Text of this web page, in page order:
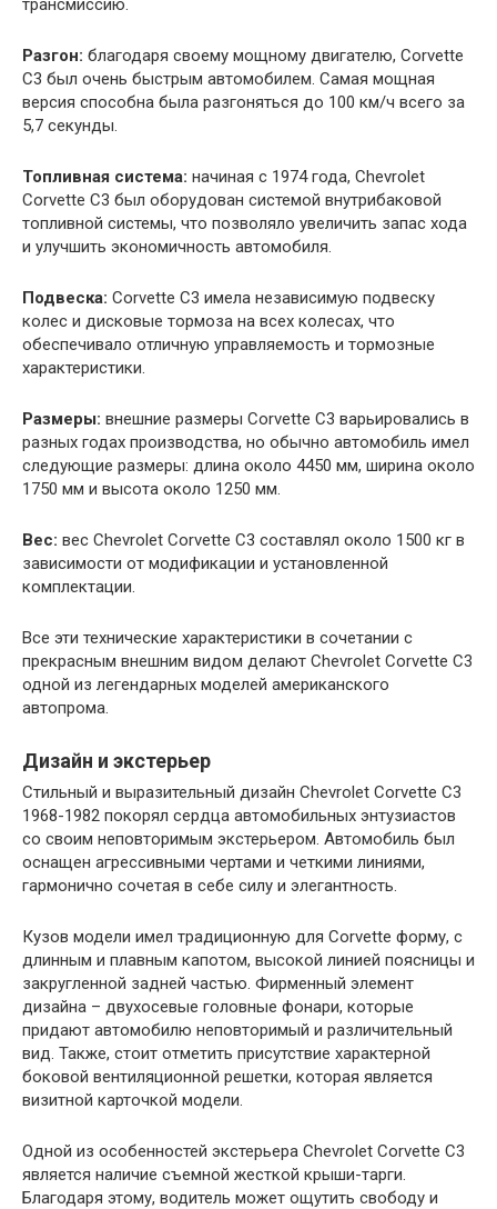
трансмиссию.
Разгон: благодаря своему мощному двигателю, Corvette
C3 был очень быстрым автомобилем. Самая мощная
версия способна была разгоняться до 100 км/ч всего за
5,7 секунды.
Топливная система: начиная с 1974 года, Chevrolet
Corvette C3 был оборудован системой внутрибаковой
топливной системы, что позволяло увеличить запас хода
и улучшить экономичность автомобиля.
Подвеска: Corvette C3 имела независимую подвеску
колес и дисковые тормоза на всех колесах, что
обеспечивало отличную управляемость и тормозные
характеристики.
Размеры: внешние размеры Corvette C3 варьировались в
разных годах производства, но обычно автомобиль имел
следующие размеры: длина около 4450 мм, ширина около
1750 мм и высота около 1250 мм.
Вес: вес Chevrolet Corvette C3 составлял около 1500 кг в
зависимости от модификации и установленной
комплектации.
Все эти технические характеристики в сочетании с
прекрасным внешним видом делают Chevrolet Corvette C3
одной из легендарных моделей американского
автопрома.
Дизайн и экстерьер
Стильный и выразительный дизайн Chevrolet Corvette C3
1968-1982 покорял сердца автомобильных энтузиастов
со своим неповторимым экстерьером. Автомобиль был
оснащен агрессивными чертами и четкими линиями,
гармонично сочетая в себе силу и элегантность.
Кузов модели имел традиционную для Corvette форму, с
длинным и плавным капотом, высокой линией поясницы и
закругленной задней частью. Фирменный элемент
дизайна – двухосевые головные фонари, которые
придают автомобилю неповторимый и различительный
вид. Также, стоит отметить присутствие характерной
боковой вентиляционной решетки, которая является
визитной карточкой модели.
Одной из особенностей экстерьера Chevrolet Corvette C3
является наличие съемной жесткой крыши-тарги.
Благодаря этому, водитель может ощутить свободу и